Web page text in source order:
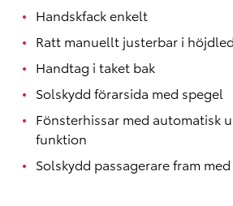
Handskfack enkelt
Ratt manuellt justerbar i höjdled
Handtag i taket bak
Solskydd förarsida med spegel
Fönsterhissar med automatisk
funktion
Solskydd passagerare fram